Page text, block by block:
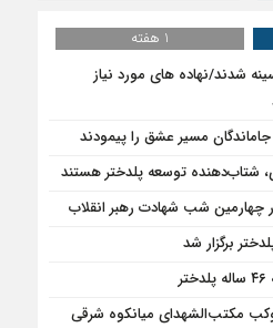
1 هفته
شدند/نهاده های مورد نیاز
مسیر عشق را پیمودند
شتاب‌دهنده توسعه پلدختر هستند
چهارمین شب شهادت رهبر انقلاب
برگزار شد
مکتب‌الشهدای میانکوه شرقی